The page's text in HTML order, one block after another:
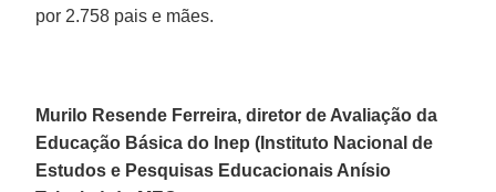
por 2.758 pais e mães.
Murilo Resende Ferreira, diretor de Avaliação da
Educação Básica do Inep (Instituto Nacional de
Estudos e Pesquisas Educacionais Anísio